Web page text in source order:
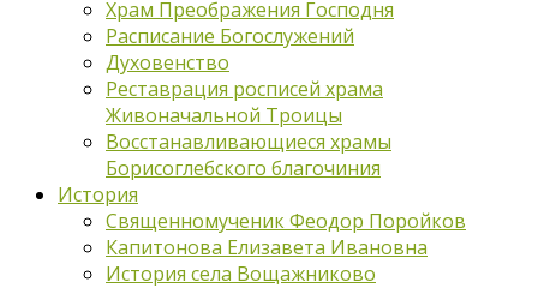
Храм Преображения Господня
Расписание Богослужений
Духовенство
Реставрация росписей храма
Живоначальной Троицы
Восстанавливающиеся храмы
Борисоглебского благочиния
История
Священномученик Феодор Поройков
Капитонова Елизавета Ивановна
История села Вощажниково